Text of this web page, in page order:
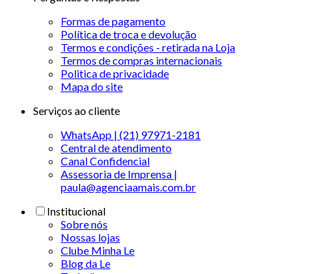
Formas de pagamento
Política de troca e devolução
Termos e condições - retirada na Loja
Termos de compras internacionais
Politica de privacidade
Mapa do site
Serviços ao cliente
WhatsApp | (21) 97971-2181
Central de atendimento
Canal Confidencial
Assessoria de Imprensa |
paula@agenciaamais.com.br
Institucional
Sobre nós
Nossas lojas
Clube Minha Le
Blog da Le